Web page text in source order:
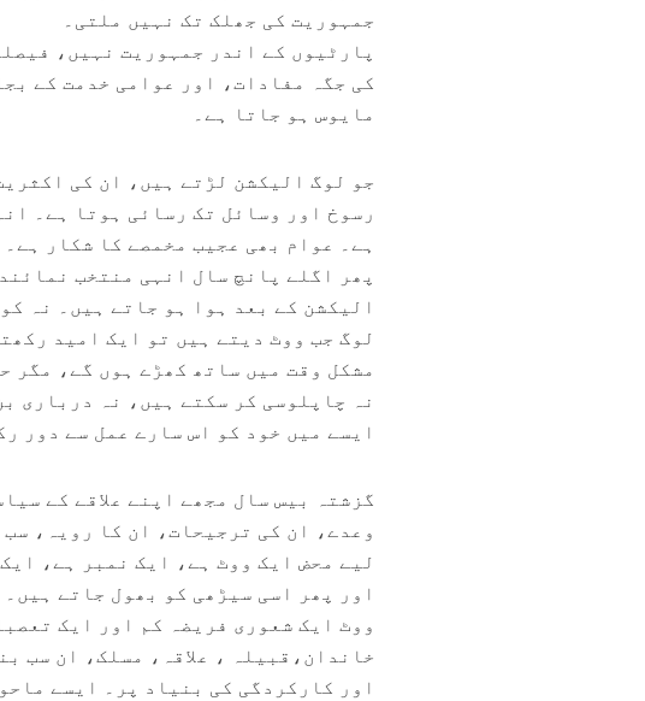
جمہوریت کی جھلک تک نہیں ملتی۔
پارٹیوں کے اندر جمہوریت نہیں،
کی جگہ مفادات، اور عوامی خدمت کے
مایوس ہو جاتا ہے۔
جو لوگ الیکشن لڑتے ہیں، ان کی
رسوخ اور وسائل تک رسائی ہوتا ہے۔
ہے۔ عوام بھی عجیب مخمصے کا شکار
پھر اگلے پانچ سال انہی منتخب
الیکشن کے بعد ہوا ہو جاتے ہیں۔ نہ
لوگ جب ووٹ دیتے ہیں تو ایک امید
مشکل وقت میں ساتھ کھڑے ہوں گے، مگر
نہ چاپلوسی کر سکتے ہیں، نہ درباری
ایسے میں خود کو اس سارے عمل سے دور
گزشتہ بیس سال مجھے اپنے علاقے کے
وعدے، ان کی ترجیحات، ان کا رویہ،
لیے محض ایک ووٹ ہے، ایک نمبر ہے،
اور پھر اسی سیڑھی کو بھول جاتے
ووٹ ایک شعوری فریضہ کم اور ایک
خاندان،قبیلہ ، علاقہ، مسلک، ان سب
اور کارکردگی کی بنیاد پر۔ ایسے